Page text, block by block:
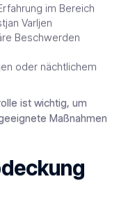
im Bereich
Varljen
Beschwerden
oder nächtlichem
ist wichtig, um
Maßnahmen